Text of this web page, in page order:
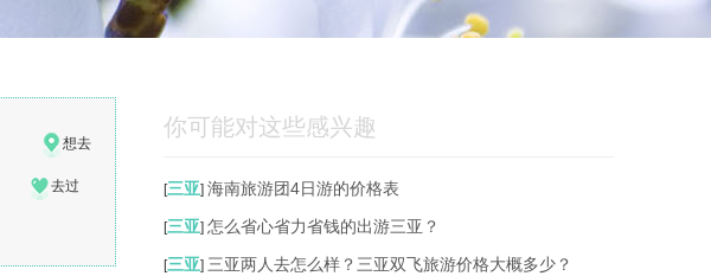
想去
去过
你可能对这些感兴趣
[三亚] 海南旅游团4日游的价格表
[三亚] 怎么省心省力省钱的出游三亚？
[三亚] 三亚两人去怎么样？三亚双飞旅游价格大概多少？